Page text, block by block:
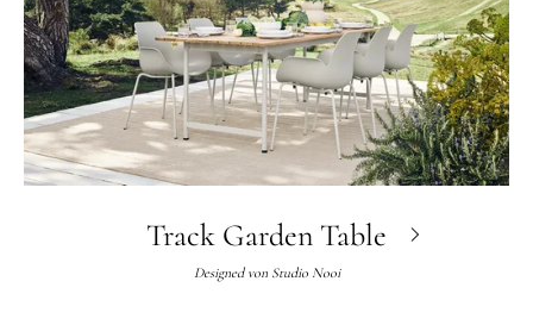
Track Garden Table
Designed von Studio Nooi